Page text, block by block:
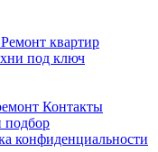
Ремонт квартир
под ключ
Контакты
подбор
конфиденциальности